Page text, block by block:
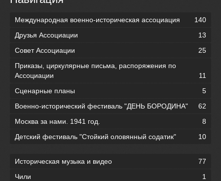
Международная военно-историческая ассоциация
140
Друзья Ассоциации
13
Совет Ассоциации
25
Приказы, циркулярные письма, распоряжения по
Ассоциации
11
Сценарные планы
5
Военно-исторический фестиваль "ДЕНЬ БОРОДИНА"
62
Москва за нами. 1941 год.
8
Детский фестиваль "Стойкий оловянный содатик"
10
Историческая музыка и видео
77
Чили
1